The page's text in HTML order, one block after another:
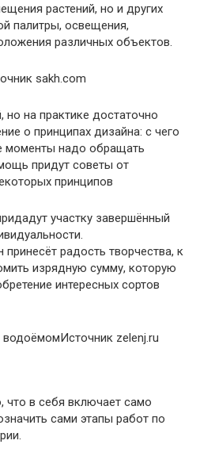
растений, но и других
палитры, освещения,
различных объектов.
sakh.com
на практике достаточно
о принципах дизайна: с чего
моменты надо обращать
придут советы от
принципов
участку завершённый
радость творчества, к
изрядную сумму, которую
интересных сортов
zelenj.ru
что в себя включает само
сами этапы работ по